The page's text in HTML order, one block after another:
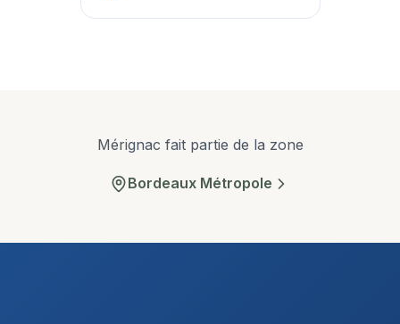
Mérignac fait partie de la zone
Bordeaux Métropole